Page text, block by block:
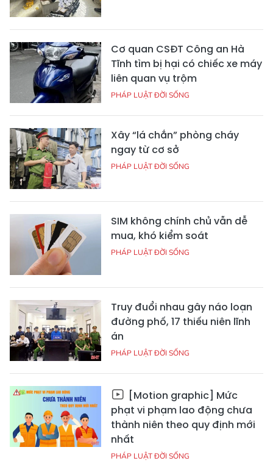
Cơ quan CSĐT Công an Hà
Tĩnh tìm bị hại có chiếc xe máy
liên quan vụ trộm
PHÁP LUẬT ĐỜI SỐNG
Xây “lá chắn” phòng cháy
ngay từ cơ sở
PHÁP LUẬT ĐỜI SỐNG
SIM không chính chủ vẫn dễ
mua, khó kiểm soát
PHÁP LUẬT ĐỜI SỐNG
Truy đuổi nhau gây náo loạn
đường phố, 17 thiếu niên lĩnh
án
PHÁP LUẬT ĐỜI SỐNG
[Motion graphic] Mức
phạt vi phạm lao động chưa
thành niên theo quy định mới
nhất
PHÁP LUẬT ĐỜI SỐNG